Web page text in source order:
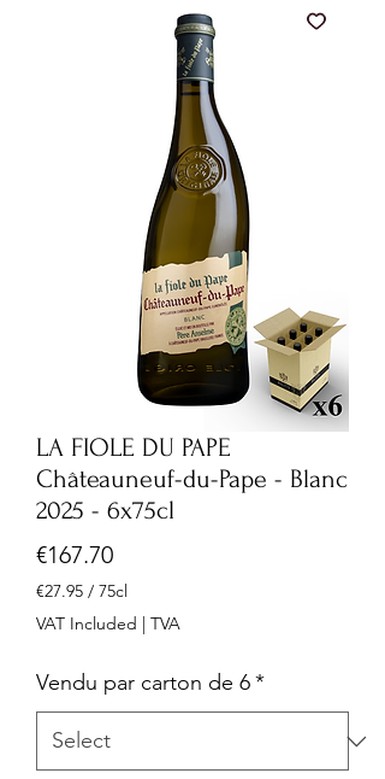
LA FIOLE DU PAPE
Châteauneuf-du-Pape - Blanc
2025 - 6x75cl
€167.70Price
€27.95 / 75cl
€27.95
per
Centiliters
VAT Included | TVA
Vendu par carton de 6*